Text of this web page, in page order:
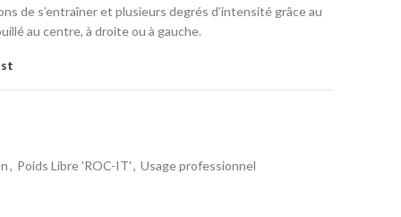
de s’entraîner et plusieurs degrés d’intensité grâce au
au centre, à droite ou à gauche.
, Poids Libre 'ROC-IT', Usage professionnel